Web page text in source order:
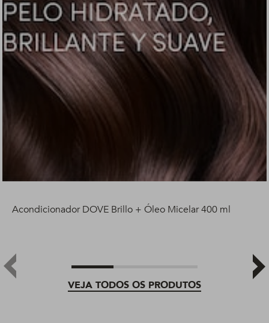
VEJA TODOS OS PRODUTOS
Acondicionador DOVE Brillo + Óleo Micelar 400 ml